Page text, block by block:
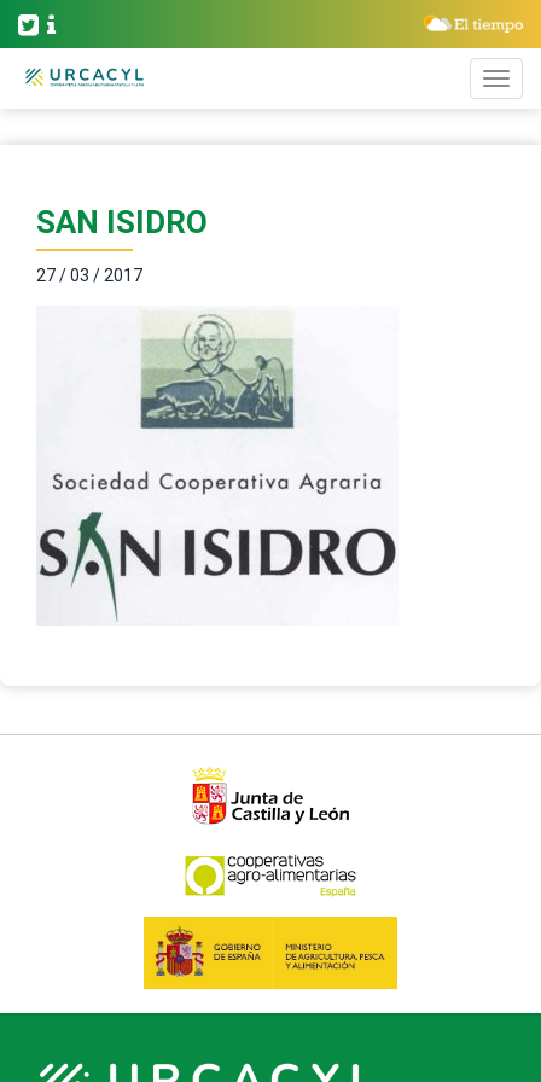
SAN ISIDRO
27 / 03 / 2017